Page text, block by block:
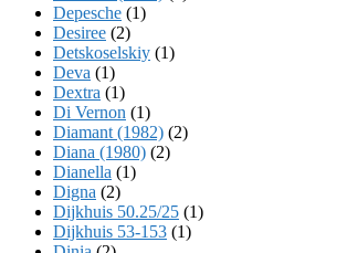
Depesche (1)
Desiree (2)
Detskoselskiy (1)
Deva (1)
Dextra (1)
Di Vernon (1)
Diamant (1982) (2)
Diana (1980) (2)
Dianella (1)
Digna (2)
Dijkhuis 50.25/25 (1)
Dijkhuis 53-153 (1)